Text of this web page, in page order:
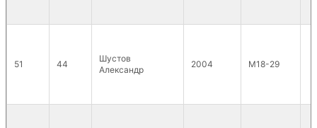
51 44
Шустов
Александр
2004 М18-29